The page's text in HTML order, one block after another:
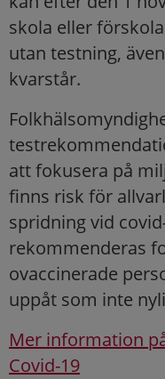
skola eller
utan testning,
kvarstår.
att fokusera på
finns risk för
spridning vid
rekommenderas
ovaccinerade
uppåt som inte
Mer information
Covid-19